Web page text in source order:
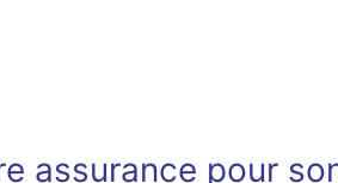
assurance pour